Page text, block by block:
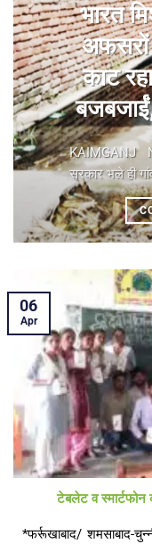
भारत
अफसरों
काट
KAIMGANJ
सरकार भले ही
टेबलेट व
*फर्रूखाबाद/ शमसाबाद-
06
Apr